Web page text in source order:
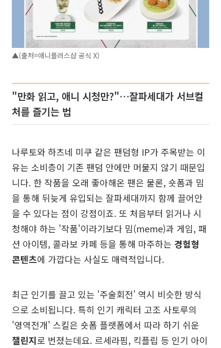
▲(출처=애니플러스샵 공식 X)
"만화 읽고, 애니 시청만?"…잘파세대가 서브컬
처를 즐기는 법
나루토와 하츠네 미쿠 같은 팬덤형 IP가 주목받는 이
유는 소비층이 기존 팬덤 안에만 머물지 않기 때문입
니다. 한 작품을 오래 좋아해온 팬은 물론, 숏폼과 밈
을 통해 뒤늦게 유입되는 잘파세대까지 함께 끌어안
을 수 있다는 점이 강점이죠. 또 처음부터 읽거나 시
청해야 하는 '작품'이라기보다 밈(meme)과 게임, 패
션 아이템, 콜라보 카페 등을 통해 마주하는 경험형
콘텐츠에 가깝다는 사실도 매력적입니다.
최근 인기를 끌고 있는 '주술회전' 역시 비슷한 방식
으로 소비됩니다. 특히 인기 캐릭터 고조 사토루의
'영역전개' 스킬은 숏폼 플랫폼에서 따라 하기 쉬운
챌린지로 번졌는데요. 르세라핌, 킥플립 등 인기 아이